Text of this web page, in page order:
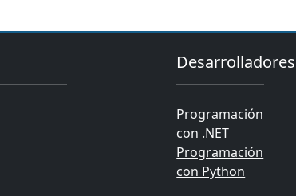
Desarrolladores
Programación
con .NET
Programación
con Python